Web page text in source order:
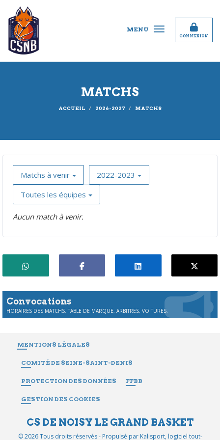
CONNEXION
MENU
MATCHS
ACCUEIL 2026-2027 MATCHS
Matchs à venir
2022-2023
Toutes les équipes
Aucun match à venir.
Convocations
HORAIRES DES MATCHS, TABLE DE MARQUE, ARBITRES, VOITURES.
MENTIONS LÉGALES
COMITÉ DE SEINE-SAINT-DENIS
PROTECTION DES DONNÉES FFBB
GESTION DES COOKIES
CS DE NOISY LE GRAND BASKET
© 2026 Tous droits réservés - Propulsé par Kalisport, logiciel tout-
Panneau de gestion des cookies